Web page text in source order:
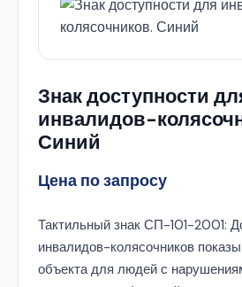
Знак доступности
инвалидов-
Синий
Цена по запросу
Тактильный знак СП-101-2001:
инвалидов-колясочников
объекта для людей с